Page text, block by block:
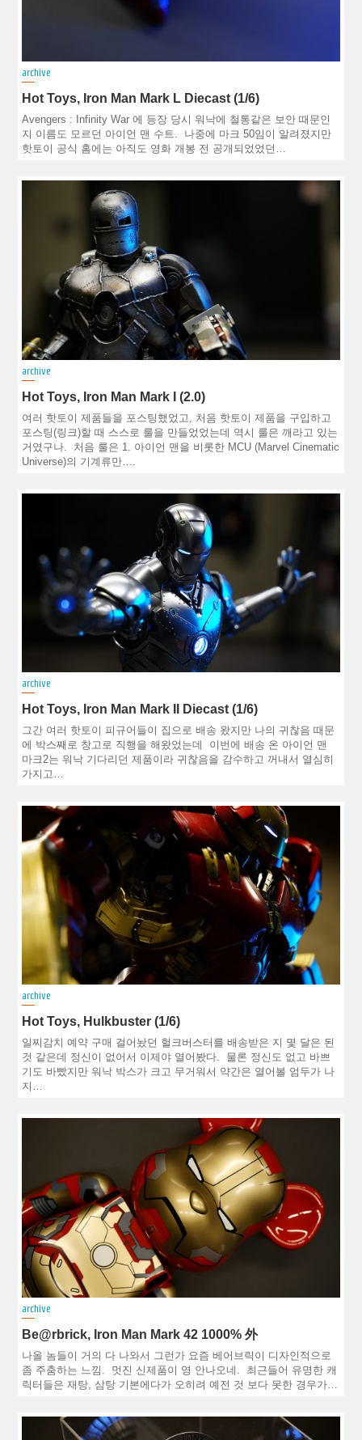
archive
Hot Toys, Iron Man Mark L Diecast (1/6)
Avengers : Infinity War 에 등장 당시 워낙에 철통같은 보안 때문인
지 이름도 모르던 아이언 맨 수트. 나중에 마크 50임이 알려졌지만
핫토이 공식 홈에는 아직도 영화 개봉 전 공개되었었던…
archive
Hot Toys, Iron Man Mark I (2.0)
여러 핫토이 제품들을 포스팅했었고, 처음 핫토이 제품을 구입하고
포스팅(링크)할 때 스스로 룰을 만들었었는데 역시 룰은 깨라고 있는
거였구나. 처음 룰은 1. 아이언 맨을 비롯한 MCU (Marvel Cinematic
Universe)의 기계류만….
archive
Hot Toys, Iron Man Mark II Diecast (1/6)
그간 여러 핫토이 피규어들이 집으로 배송 왔지만 나의 귀찮음 때문
에 박스째로 창고로 직행을 해왔었는데 이번에 배송 온 아이언 맨
마크2는 워낙 기다리던 제품이라 귀찮음을 감수하고 꺼내서 열심히
가지고…
archive
Hot Toys, Hulkbuster (1/6)
일찌감치 예약 구매 걸어놨던 헐크버스터를 배송받은 지 몇 달은 된
것 같은데 정신이 없어서 이제야 열어봤다. 물론 정신도 없고 바쁘
기도 바빴지만 워낙 박스가 크고 무거워서 약간은 열어볼 엄두가 나
지…
archive
Be@rbrick, Iron Man Mark 42 1000% 外
나올 놈들이 거의 다 나와서 그런가 요즘 베어브릭이 디자인적으로
좀 주춤하는 느낌. 멋진 신제품이 영 안나오네. 최근들어 유명한 캐
릭터들은 재탕, 삼탕 기본에다가 오히려 예전 것 보다 못한 경우가…